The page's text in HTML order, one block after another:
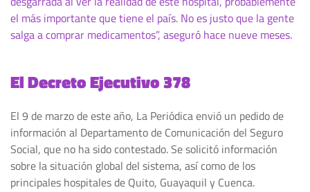
el más importante que tiene el país. No es justo que la gente
salga a comprar medicamentos”, aseguró hace nueve meses.
El Decreto Ejecutivo 378
El 9 de marzo de este año, La Periódica envió un pedido de
información al Departamento de Comunicación del Seguro
Social, que no ha sido contestado. Se solicitó información
sobre la situación global del sistema, así como de los
principales hospitales de Quito, Guayaquil y Cuenca.